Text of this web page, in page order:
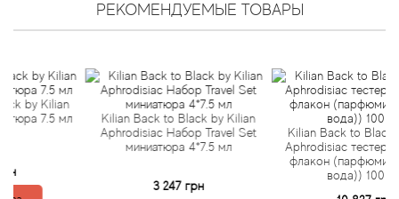
РЕКОМЕНДУЕМЫЕ ТОВАРЫ
Kilian
7.5 мл
Kilian Back to Black by Kilian
Aphrodisiac Набор Travel Set
миниатюра 4*7.5 мл
3 247 грн
Kilian Back to Black by
Aphrodisiac тестер
флакон
вода)) 100 мл
Ariana Grande
Armaf
Armand Basi